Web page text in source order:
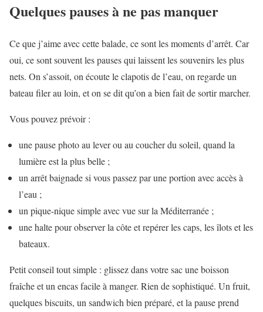
Quelques pauses à ne pas manquer
Ce que j’aime avec cette balade, ce sont les moments d’arrêt. Car
oui, ce sont souvent les pauses qui laissent les souvenirs les plus
nets. On s’assoit, on écoute le clapotis de l’eau, on regarde un
bateau filer au loin, et on se dit qu’on a bien fait de sortir marcher.
Vous pouvez prévoir :
une pause photo au lever ou au coucher du soleil, quand la
lumière est la plus belle ;
un arrêt baignade si vous passez par une portion avec accès à
l’eau ;
un pique-nique simple avec vue sur la Méditerranée ;
une halte pour observer la côte et repérer les caps, les îlots et les
bateaux.
Petit conseil tout simple : glissez dans votre sac une boisson
fraîche et un encas facile à manger. Rien de sophistiqué. Un fruit,
quelques biscuits, un sandwich bien préparé, et la pause prend